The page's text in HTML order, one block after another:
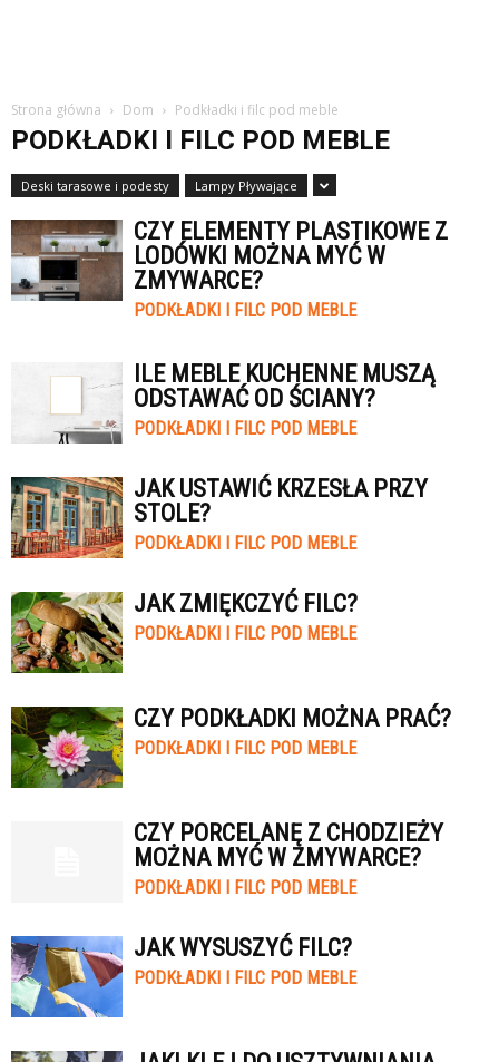
Strona główna Dom Podkładki i filc pod meble
PODKŁADKI I FILC POD MEBLE
Deski tarasowe i podesty Lampy Pływające
CZY ELEMENTY PLASTIKOWE Z
LODÓWKI MOŻNA MYĆ W
ZMYWARCE?
PODKŁADKI I FILC POD MEBLE
ILE MEBLE KUCHENNE MUSZĄ
ODSTAWAĆ OD ŚCIANY?
PODKŁADKI I FILC POD MEBLE
JAK USTAWIĆ KRZESŁA PRZY
STOLE?
PODKŁADKI I FILC POD MEBLE
JAK ZMIĘKCZYĆ FILC?
PODKŁADKI I FILC POD MEBLE
CZY PODKŁADKI MOŻNA PRAĆ?
PODKŁADKI I FILC POD MEBLE
CZY PORCELANĘ Z CHODZIEŻY
MOŻNA MYĆ W ZMYWARCE?
PODKŁADKI I FILC POD MEBLE
JAK WYSUSZYĆ FILC?
PODKŁADKI I FILC POD MEBLE